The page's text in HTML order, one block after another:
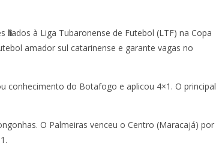
à Liga Tubaronense de Futebol (LTF) na Copa
amador sul catarinense e garante vagas no
conhecimento do Botafogo e aplicou 4×1. O principal
O Palmeiras venceu o Centro (Maracajá) por